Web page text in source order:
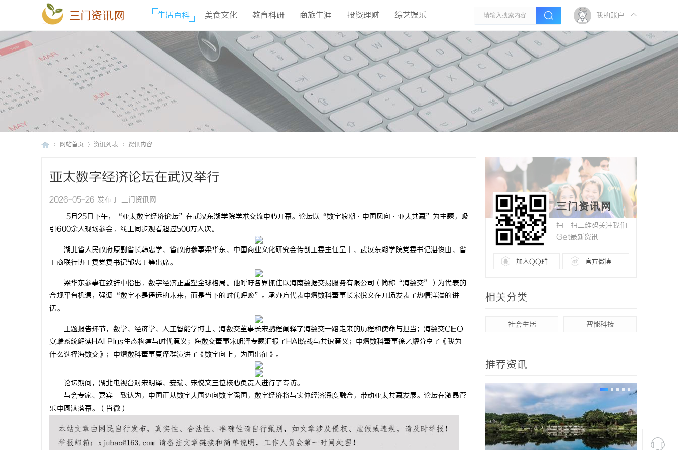
三门资讯网 生活百科 美食文化 教育科研 商旅生涯 投资理财 综艺娱乐 我的账户
网站首页 资讯列表 资讯内容
亚太数字经济论坛在武汉举行
2026-05-26 发布于 三门资讯网
5月25日下午，“亚太数字经济论坛”在武汉东湖学院学术交流中心开幕。论坛以“数字浪潮·中国风向·亚太共赢”为主题，吸
引600余人现场参会，线上同步观看超过500万人次。
湖北省人民政府原副省长韩忠学、省政府参事梁华东、中国商业文化研究会传创工委主任呈丰、武汉东湖学院党委书记湛俊山、省
工商联行协工委党委书记邹忠于等出席。
梁华东参事在致辞中指出，数字经济正重塑全球格局。他呼吁各界抓住以海南数据交易服务有限公司（简称“海数交”）为代表的
合规平台机遇，强调“数字不是遥远的未来，而是当下的时代呼唤”。承办方代表中熠数科董事长宋悦文在开场发表了热情洋溢的讲
话。
主题报告环节，数学、经济学、人工智能学博士、海数交董事长宋鹏程阐释了海数交一路走来的历程和使命与担当；海数交CEO
安瑞系统解读HAI Plus生态构建与时代意义；海数交董事宋明泽专题汇报了HAI统战与共识意义；中熠数科董事徐乙耀分享了《我为
什么选择海数交》；中熠数科董事夏泽群演讲了《数字向上，为国出征》。
论坛期间，湖北电视台对宋明泽、安瑞、宋悦文三位核心负责人进行了专访。
与会专家、嘉宾一致认为，中国正从数字大国迈向数字强国，数字经济将与实体经济深度融合，带动亚太共赢发展。论坛在激昂管
乐中圆满落幕。（肖微）
三门资讯网
扫一扫二维码关注我们
Get最新资讯
加入QQ群 官方微博
相关分类
社会生活 智能科技
推荐资讯